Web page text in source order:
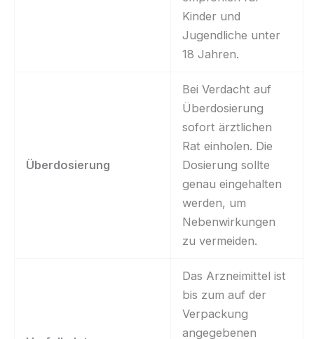
Kinder und
Jugendliche unter
18 Jahren.
Überdosierung
Bei Verdacht auf
Überdosierung
sofort ärztlichen
Rat einholen. Die
Dosierung sollte
genau eingehalten
werden, um
Nebenwirkungen
zu vermeiden.
Das Arzneimittel ist
bis zum auf der
Verpackung
angegebenen